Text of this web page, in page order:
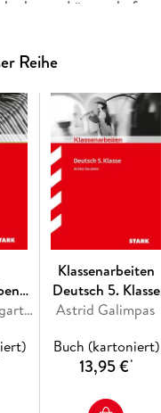
Lösungsheft
im Lösungsheft
Reihe
Stephan Baumgartner
Klassenarbeiten
Deutsch 5. Klasse
Realschule
Astrid Galimpas
Buch (kartoniert)
13,95 €*